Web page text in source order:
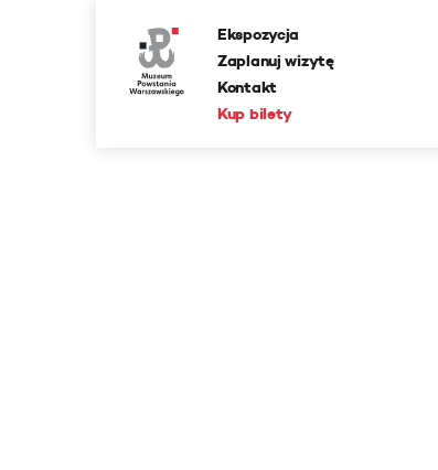
Ekspozycja
Zaplanuj wizytę
Kontakt
Kup bilety